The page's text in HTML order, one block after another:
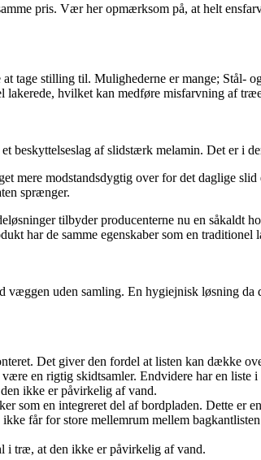
pris. Vær her opmærksom på, at helt
tage stilling til. Mulighederne er mange;
hvilket kan medføre misfarvning af
beskyttelseslag af slidstærk melamin. Det er i
mere modstandsdygtig over for det daglige
sprænger.
tilbyder producenterne nu en såkaldt
har de samme egenskaber som en
uden samling. En hygiejnisk løsning da
Det giver den fordel at listen kan dække
en rigtig skidtsamler. Endvidere har en liste
ikke er påvirkelig af vand.
som en integreret del af bordpladen. Dette
får for store mellemrum mellem
i træ, at den ikke er påvirkelig af vand.